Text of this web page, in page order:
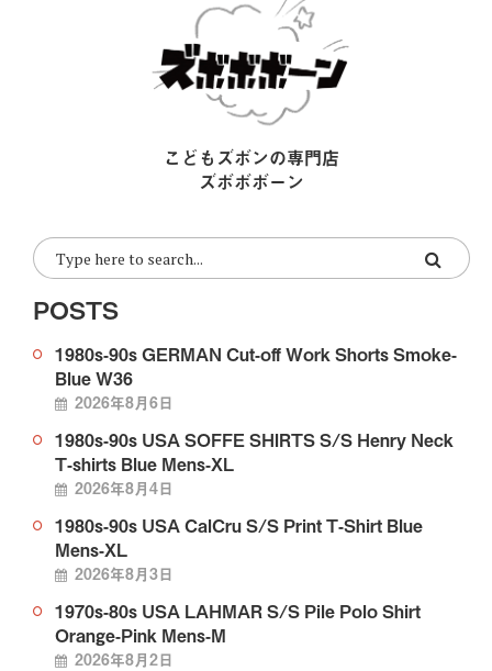
こどもズボンの専門店
ズボボボーン
POSTS
1980s-90s GERMAN Cut-off Work Shorts Smoke-
Blue W36
2026年8月6日
1980s-90s USA SOFFE SHIRTS S/S Henry Neck
T-shirts Blue Mens-XL
2026年8月4日
1980s-90s USA CalCru S/S Print T-Shirt Blue
Mens-XL
2026年8月3日
1970s-80s USA LAHMAR S/S Pile Polo Shirt
Orange-Pink Mens-M
2026年8月2日